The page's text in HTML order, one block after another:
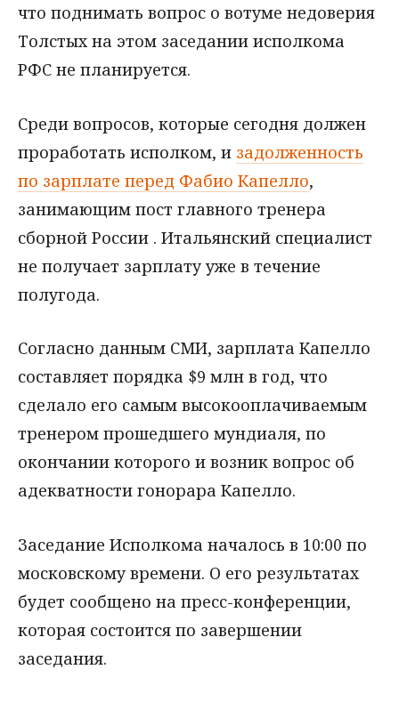
что поднимать вопрос о вотуме недоверия
Толстых на этом заседании исполкома
РФС не планируется.
Среди вопросов, которые сегодня должен
проработать исполком, и задолженность
по зарплате перед Фабио Капелло,
занимающим пост главного тренера
сборной России . Итальянский специалист
не получает зарплату уже в течение
полугода.
Согласно данным СМИ, зарплата Капелло
составляет порядка $9 млн в год, что
сделало его самым высокооплачиваемым
тренером прошедшего мундиаля, по
окончании которого и возник вопрос об
адекватности гонорара Капелло.
Заседание Исполкома началось в 10:00 по
московскому времени. О его результатах
будет сообщено на пресс-конференции,
которая состоится по завершении
заседания.